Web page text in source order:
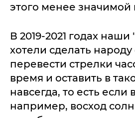
этого менее значимой
В 2019-2021 годах
хотели сделать
перевести стрелки
время и оставить в
навсегда, то есть если
например, восход